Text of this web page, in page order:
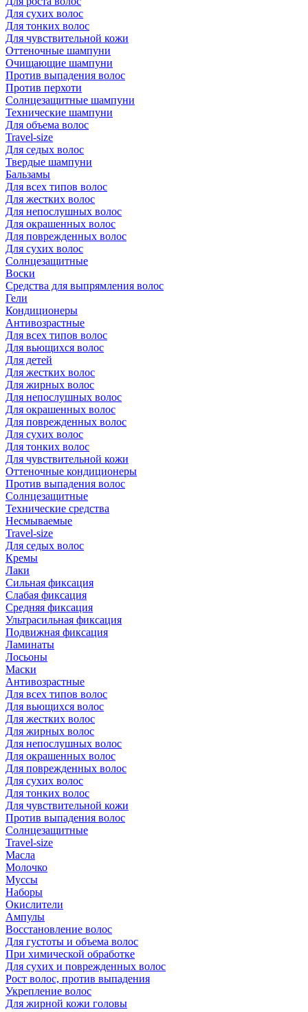
Для сухих волос
Для тонких волос
Для чувствительной кожи
Оттеночные шампуни
Очищающие шампуни
Против выпадения волос
Против перхоти
Солнцезащитные шампуни
Технические шампуни
Для объема волос
Travel-size
Для седых волос
Твердые шампуни
Бальзамы
Для всех типов волос
Для жестких волос
Для непослушных волос
Для окрашенных волос
Для поврежденных волос
Для сухих волос
Солнцезащитные
Воски
Средства для выпрямления волос
Гели
Кондиционеры
Антивозрастные
Для всех типов волос
Для вьющихся волос
Для детей
Для жестких волос
Для жирных волос
Для непослушных волос
Для окрашенных волос
Для поврежденных волос
Для сухих волос
Для тонких волос
Для чувствительной кожи
Оттеночные кондиционеры
Против выпадения волос
Солнцезащитные
Технические средства
Несмываемые
Travel-size
Для седых волос
Кремы
Лаки
Сильная фиксация
Слабая фиксация
Средняя фиксация
Ультрасильная фиксация
Подвижная фиксация
Ламинаты
Лосьоны
Маски
Антивозрастные
Для всех типов волос
Для вьющихся волос
Для жестких волос
Для жирных волос
Для непослушных волос
Для окрашенных волос
Для поврежденных волос
Для сухих волос
Для тонких волос
Для чувствительной кожи
Против выпадения волос
Солнцезащитные
Travel-size
Масла
Молочко
Муссы
Наборы
Окислители
Ампулы
Восстановление волос
Для густоты и объема волос
При химической обработке
Для сухих и поврежденных волос
Рост волос, против выпадения
Укрепление волос
Для жирной кожи головы